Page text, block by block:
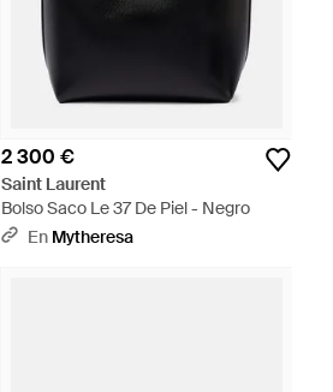
2 300 €
Saint Laurent
Bolso Saco Le 37 De Piel - Negro
En Mytheresa